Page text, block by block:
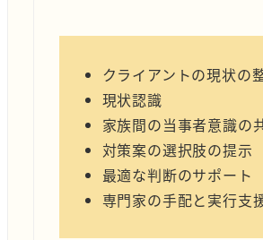
クライアントの現状の
現状認識
家族間の当事者意識の
対策案の選択肢の提示
最適な判断のサポート
専門家の手配と実行支